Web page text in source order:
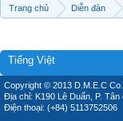
Trang chủ Diễn đàn
Tiếng Việt
Copyright © 2013 D.M.E.C
Địa chỉ: K190 Lê Duẩn, P.
Điện thoại: (+84) 5113752506